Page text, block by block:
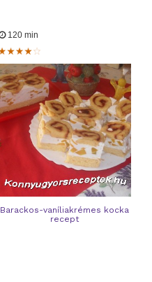
120 min
Barackos-vaníliakrémes kocka
recept